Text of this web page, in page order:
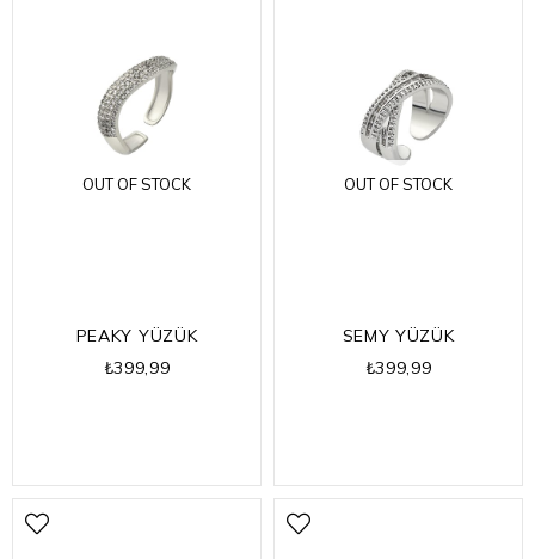
OUT OF STOCK
PEAKY YÜZÜK
₺399,99
OUT OF STOCK
SEMY YÜZÜK
₺399,99